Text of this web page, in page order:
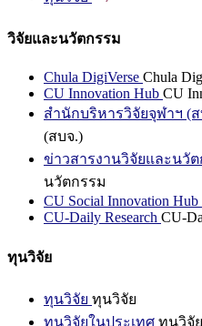
วิจัยและนวัตกรรม
Chula DigiVerse Chula
CU Innovation Hub CU
สำนักบริหารวิจัยจุฬาฯ (
(สบจ.)
ข่าวสารงานวิจัยและนวัต
นวัตกรรม
CU Social Innovation Hub
CU-Daily Research CU-
ทุนวิจัย
ทุนวิจัย ทุนวิจัย
ทุนวิจัยในประเทศ ทุนวิจั